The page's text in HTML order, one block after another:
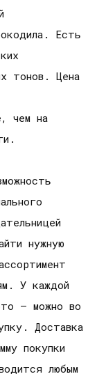
Есть
тонов. Цена
чем на
нужную
У каждой
– можно во
Доставка
покупки
любым